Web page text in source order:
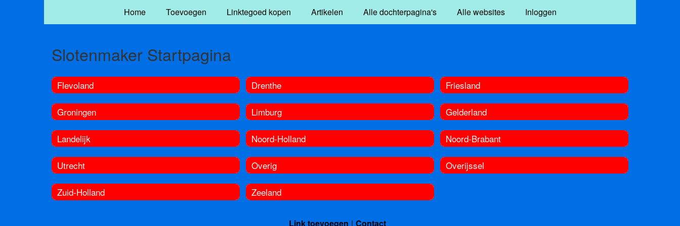
Home Toevoegen Linktegoed kopen Artikelen Alle dochterpagina's Alle websites Inloggen
Slotenmaker Startpagina
Flevoland
Groningen
Landelijk
Utrecht
Zuid-Holland
Drenthe
Limburg
Noord-Holland
Overig
Zeeland
Friesland
Gelderland
Noord-Brabant
Overijssel
Link toevoegen Contact